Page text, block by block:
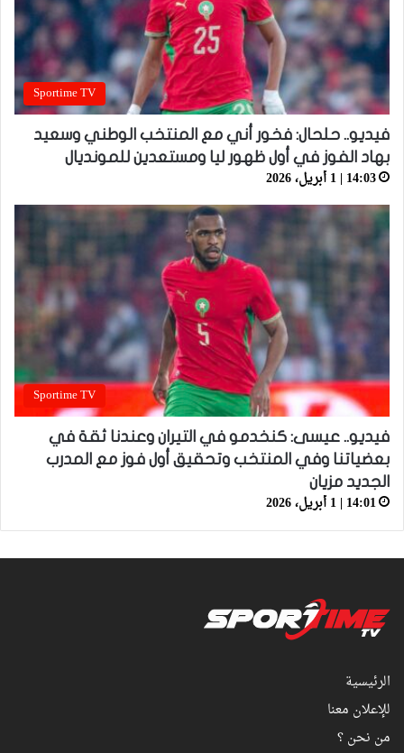
Sportime TV
فيديو.. حلحال: فخور أني مع المنتخب الوطني وسعيد
بهاد الفوز في أول ظهور ليا ومستعدين للمونديال
14:03 | 1 أبريل، 2026
Sportime TV
فيديو.. عيسى: كنخدمو في التيران وعندنا ثقة في
بعضياتنا وفي المنتخب وتحقيق أول فوز مع المدرب
الجديد مزيان
14:01 | 1 أبريل، 2026
الرئيسية
للإعلان معنا
من نحن ؟